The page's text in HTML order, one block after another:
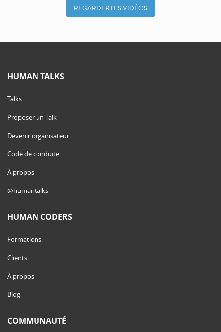
REGARDER LES VIDÉOS
HUMAN TALKS
Talks
Proposer un Talk
Devenir organisateur
Code de conduite
À propos
@humantalks
HUMAN CODERS
Formations
Clients
À propos
Blog
COMMUNAUTÉ